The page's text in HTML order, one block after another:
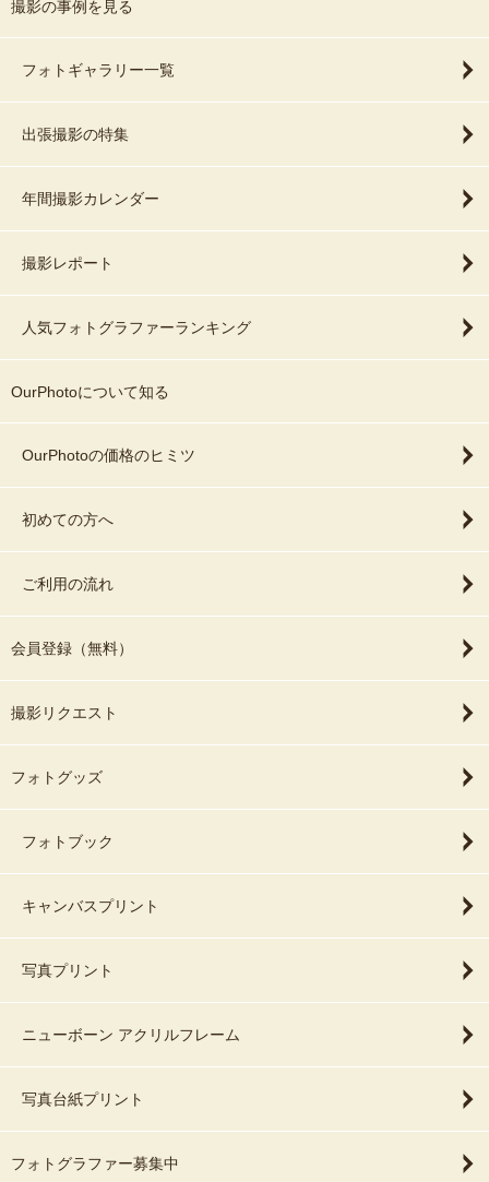
撮影の事例を見る
フォトギャラリー一覧
出張撮影の特集
年間撮影カレンダー
撮影レポート
人気フォトグラファーランキング
OurPhotoについて知る
OurPhotoの価格のヒミツ
初めての方へ
ご利用の流れ
会員登録（無料）
撮影リクエスト
フォトグッズ
フォトブック
キャンバスプリント
写真プリント
ニューボーン アクリルフレーム
写真台紙プリント
フォトグラファー募集中